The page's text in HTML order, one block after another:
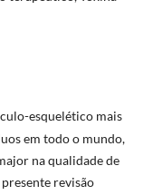
esquelético mais
em todo o mundo,
na qualidade de
revisão